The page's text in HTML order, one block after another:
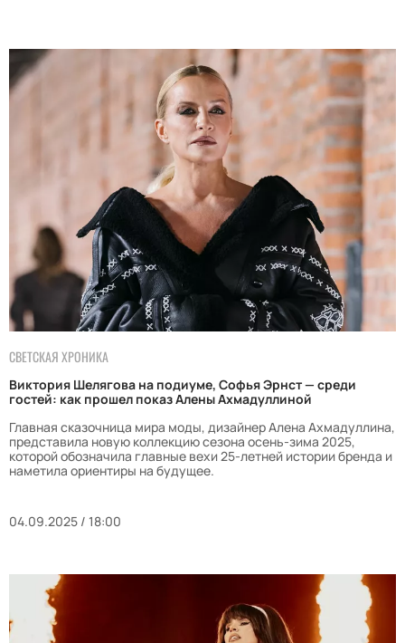
СВЕТСКАЯ ХРОНИКА
Виктория Шелягова на подиуме, Софья Эрнст — среди
гостей: как прошел показ Алены Ахмадуллиной
Главная сказочница мира моды, дизайнер Алена Ахмадуллина,
представила новую коллекцию сезона осень-зима 2025,
которой обозначила главные вехи 25-летней истории бренда и
наметила ориентиры на будущее.
04.09.2025 / 18:00